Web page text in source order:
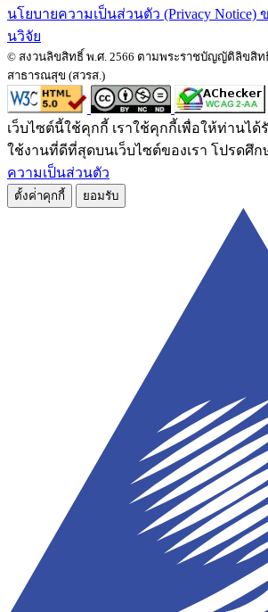
นโยบายความเป็นส่วนตัว (Privacy
นวิจัย
© สงวนลิขสิทธิ์ พ.ศ. 2566 ตามพระราชบัญญัติลิขสิท
สาธารณสุข (สวรส.)
เว็บไซต์นี้ใช้คุกกี้ เราใช้คุกกี้เพื่อให้ท่านไ
ใช้งานที่ดีที่สุดบนเว็บไซต์ของเรา โปรดศึก
ความเป็นส่วนตัว
ตั้งค่่าคุกกี้ ยอมรับ